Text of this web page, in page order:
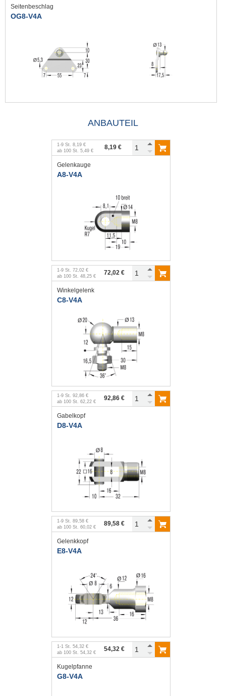
Seitenbeschlag
OG8-V4A
ANBAUTEIL
1 -9 St. 8,19 €
ab 100 St. 5,49 € 8,19 €
Gelenkauge
A8-V4A
1 -9 St. 72,02 €
ab 100 St. 48,25 € 72,02 €
Winkelgelenk
C8-V4A
1 -9 St. 92,86 €
ab 100 St. 62,22 € 92,86 €
Gabelkopf
D8-V4A
1 -9 St. 89,58 €
ab 100 St. 60,02 € 89,58 €
Gelenkkopf
E8-V4A
1 -1 St. 54,32 €
ab 100 St. 54,32 € 54,32 €
Kugelpfanne
G8-V4A